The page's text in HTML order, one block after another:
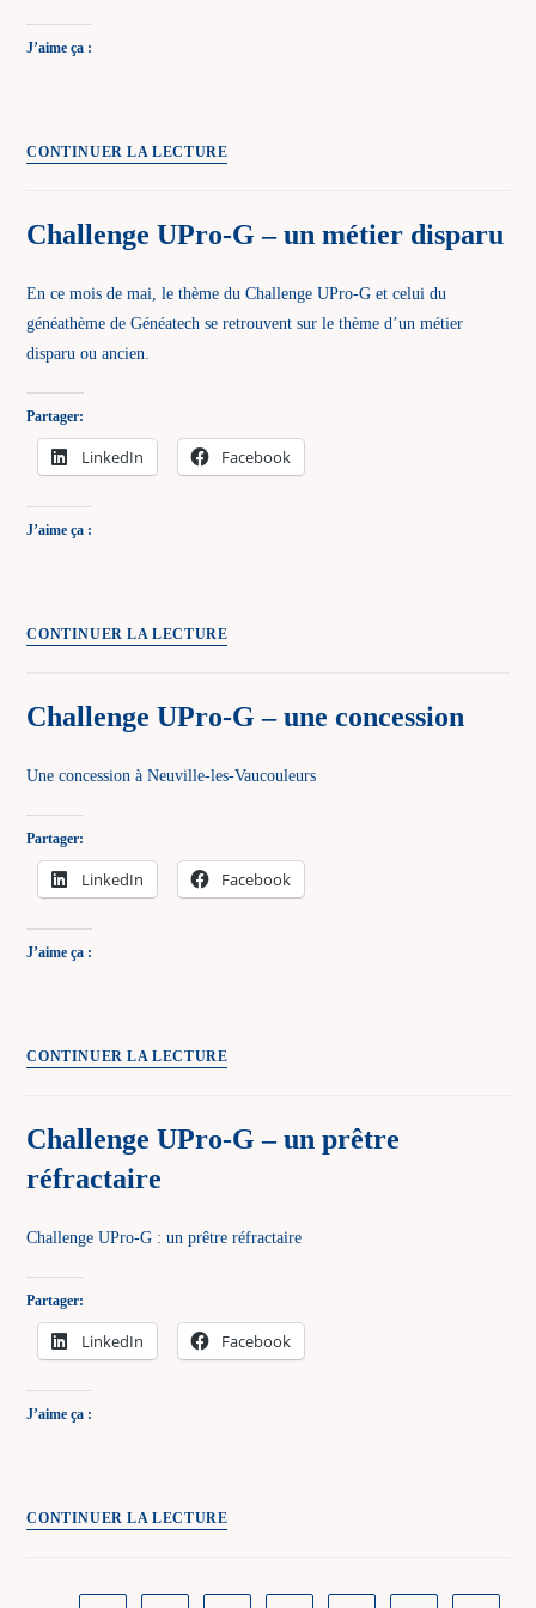
J’aime ça :
CONTINUER LA LECTUREChallenge
–
patronyme
rare
Challenge UPro-G – un métier disparu
En ce mois de mai, le thème du Challenge UPro-G et celui du
généathème de Généatech se retrouvent sur le thème d’un métier
disparu ou ancien.
Partager:
LinkedIn Facebook
J’aime ça :
CONTINUER LA LECTUREChallenge
–
métier
Challenge UPro-G – une concession
Une concession à Neuville-les-Vaucouleurs
Partager:
LinkedIn Facebook
J’aime ça :
CONTINUER LA LECTUREChallenge
–
Challenge UPro-G – un prêtre
réfractaire
Challenge UPro-G : un prêtre réfractaire
Partager:
LinkedIn Facebook
J’aime ça :
CONTINUER LA LECTUREChallenge